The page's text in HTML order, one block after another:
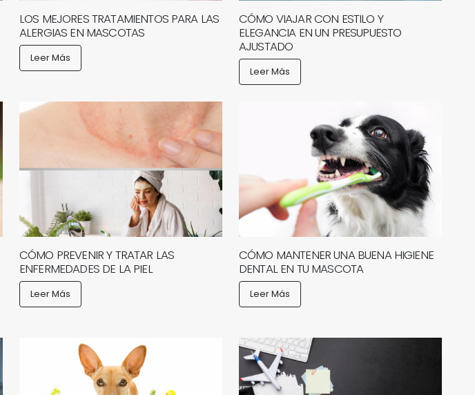
LOS MEJORES TRATAMIENTOS PARA LAS
ALERGIAS EN MASCOTAS
Leer Más
CÓMO VIAJAR CON ESTILO Y
ELEGANCIA EN UN PRESUPUESTO
AJUSTADO
Leer Más
CÓMO PREVENIR Y TRATAR LAS
ENFERMEDADES DE LA PIEL
Leer Más
CÓMO MANTENER UNA BUENA HIGIENE
DENTAL EN TU MASCOTA
Leer Más